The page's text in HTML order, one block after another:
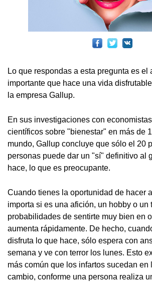
Lo que respondas a esta pregunta es el
importante que hace una vida
la empresa Gallup.
En sus investigaciones con
científicos sobre "bienestar" en más de
mundo, Gallup concluye que sólo el 20
personas puede dar un "sí" definitivo al
hace, lo que es preocupante.
Cuando tienes la oportunidad de hacer
importa si es una afición, un hobby o un
probabilidades de sentirte muy bien en
aumenta rápidamente. De hecho,
disfruta lo que hace, sólo espera con
semana y ve con terror los lunes. Esto
más común que los infartos sucedan en
cambio, conforme una persona realiza